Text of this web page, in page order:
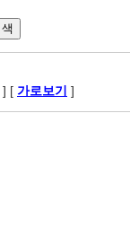
] [ 가로보기 ]